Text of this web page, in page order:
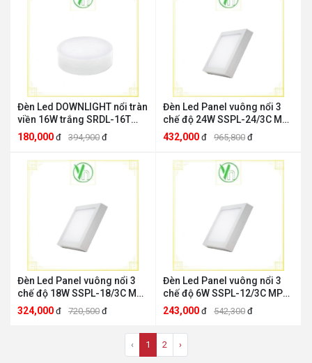
Đèn Led DOWNLIGHT nổi tràn
viền 16W trắng SRDL-16T
MPE MPE SRDL-16T
180,000 đ 394,900 đ
Đèn Led Panel vuông nổi 3
chế độ 24W SSPL-24/3C MPE
MPE SSPL-24/3C
432,000 đ 965,800 đ
Đèn Led Panel vuông nổi 3
chế độ 18W SSPL-18/3C MPE
MPE SSPL-18/3C
324,000 đ 720,500 đ
Đèn Led Panel vuông nổi 3
chế độ 6W SSPL-12/3C MPE
MPE SSPL-12/3C
243,000 đ 542,300 đ
‹ 1 2 ›